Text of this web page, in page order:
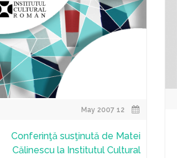
Conferinţă susţinută de Matei
Călinescu la Institutul Cultural